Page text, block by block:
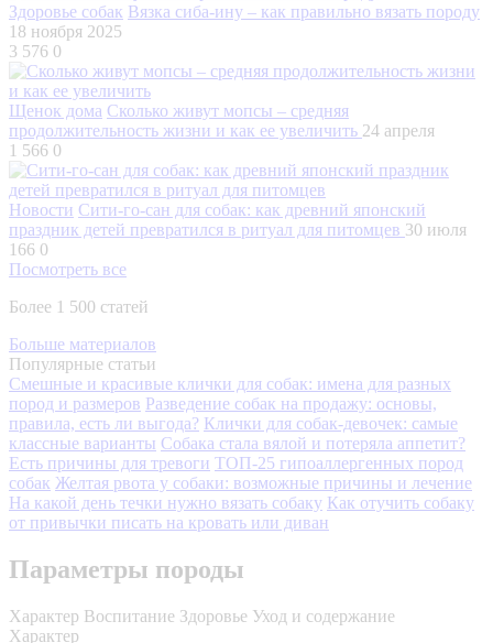
Здоровье собак Вязка сиба-ину – как правильно вязать породу
18 ноября 2025
3 576 0
Щенок дома Сколько живут мопсы – средняя
продолжительность жизни и как ее увеличить 24 апреля
1 566 0
Новости Сити-го-сан для собак: как древний японский
праздник детей превратился в ритуал для питомцев 30 июля
166 0
Посмотреть все
Более 1 500 статей
Больше материалов
Популярные статьи
Смешные и красивые клички для собак: имена для разных
пород и размеров Разведение собак на продажу: основы,
правила, есть ли выгода? Клички для собак-девочек: самые
классные варианты Собака стала вялой и потеряла аппетит?
Есть причины для тревоги ТОП-25 гипоаллергенных пород
собак Желтая рвота у собаки: возможные причины и лечение
На какой день течки нужно вязать собаку Как отучить собаку
от привычки писать на кровать или диван
Параметры породы
Характер Воспитание Здоровье Уход и содержание
Характер